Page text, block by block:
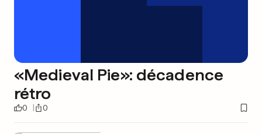
«Medieval Pie»: décadence
rétro
0 0